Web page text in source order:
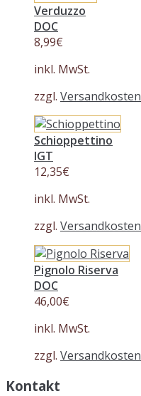
Verduzzo
DOC
8,99€
inkl. MwSt.
zzgl. Versandkosten
Schioppettino
IGT
12,35€
inkl. MwSt.
zzgl. Versandkosten
Pignolo Riserva
DOC
46,00€
inkl. MwSt.
zzgl. Versandkosten
Kontakt